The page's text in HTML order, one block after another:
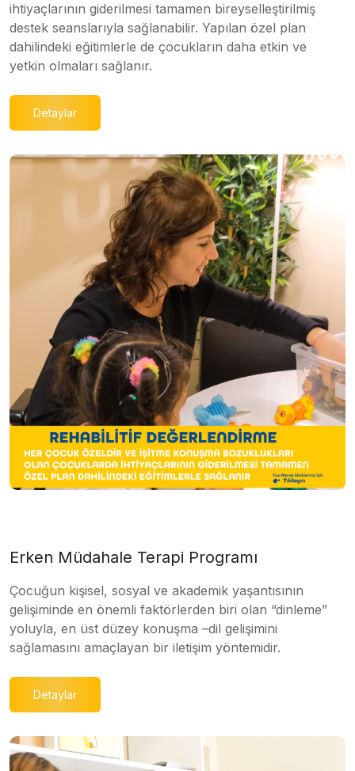
ihtiyaçlarının giderilmesi tamamen bireyselleştirilmiş
destek seanslarıyla sağlanabilir. Yapılan özel plan
dahilindeki eğitimlerle de çocukların daha etkin ve
yetkin olmaları sağlanır.
Detaylar
Erken Müdahale Terapi Programı
Çocuğun kişisel, sosyal ve akademik yaşantısının
gelişiminde en önemli faktörlerden biri olan “dinleme”
yoluyla, en üst düzey konuşma –dil gelişimini
sağlamasını amaçlayan bir iletişim yöntemidir.
Detaylar